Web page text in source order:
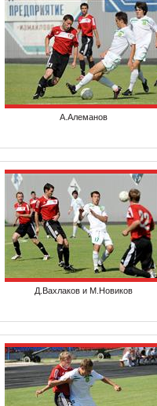
А.Алеманов
Д.Вахлаков и М.Новиков